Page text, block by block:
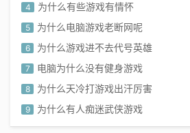
4 为什么有些游戏有情怀
5 为什么电脑游戏老断网呢
6 为什么游戏进不去代号英雄
7 电脑为什么没有健身游戏
8 为什么天冷打游戏出汗厉害
9 为什么有人痴迷武侠游戏
10 为什么孩子爱玩打架游戏